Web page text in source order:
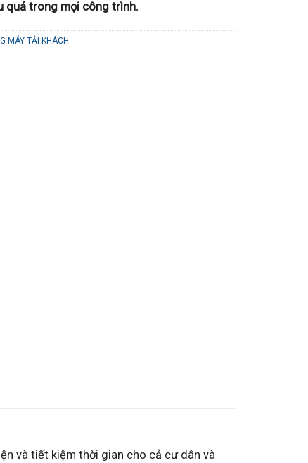
quả trong mọi công trình.
MÁY TẢI KHÁCH
và tiết kiệm thời gian cho cả cư dân và